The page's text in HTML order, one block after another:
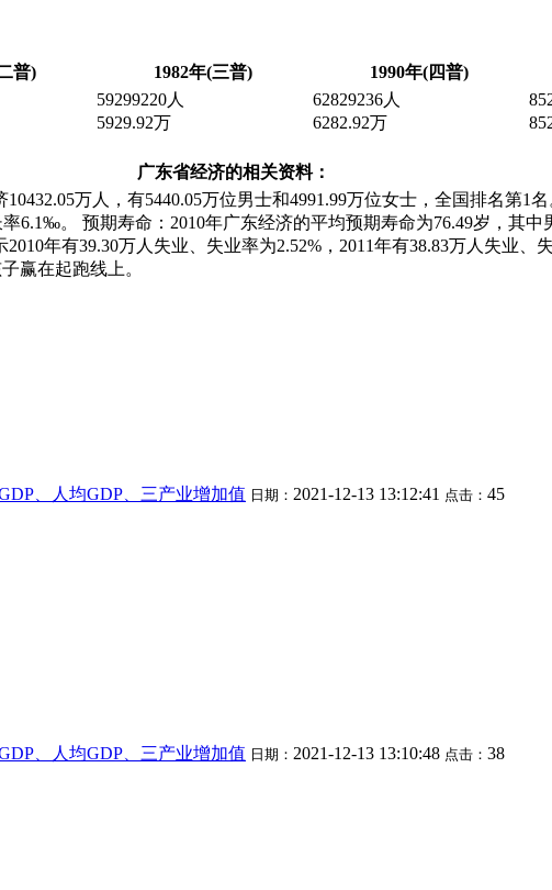
普) 1982年(三普) 1990年(四普)
59299220人
5929.92万
62829236人
6282.92万
广东省经济的相关资料：
万人，有5440.05万位男士和4991.99万位女士，全国排名第1
6.1‰。 预期寿命：2010年广东经济的平均预期寿命为76.49岁，其
年有39.30万人失业、失业率为2.52%，2011年有38.83万人失业
赢在起跑线上。
、人均GDP、三产业增加值 日期： 2021-12-13 13:12:41 点击： 45
、人均GDP、三产业增加值 日期： 2021-12-13 13:10:48 点击： 38